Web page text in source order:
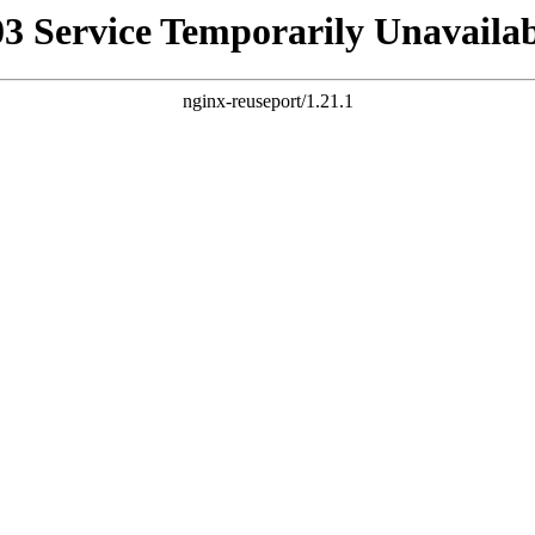
Service Temporarily
nginx-reuseport/1.21.1